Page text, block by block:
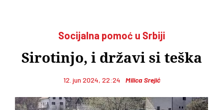
Socijalna pomoć u Srbiji
Sirotinjo, i državi si teška
12. jun 2024, 22:24 Milica Srejić